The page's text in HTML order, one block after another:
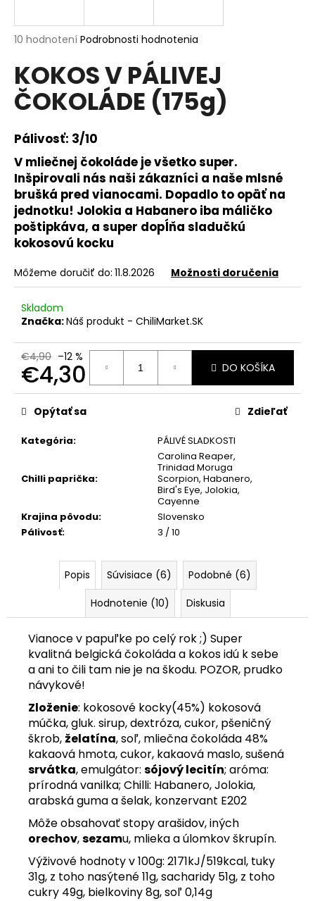
Priemerné
produktu
je
4,9
z
hviezdičiek.
10 hodnotení Podrobnosti hodnotenia
KOKOS V PÁLIVEJ
ČOKOLÁDE (175g)
Pálivosť: 3/10
V mliečnej čokoláde je všetko super.
Inšpirovali nás naši zákazníci a naše mlsné
brušká pred vianocami. Dopadlo to opäť na
jednotku! Jolokia a Habanero iba máličko
poštipkáva, a super dopĺňa sladučkú
kokosovú kocku
Môžeme doručiť do: 11.8.2026 Možnosti doručenia
Skladom
Značka:Náš produkt - ChiliMarket.SK
€4,90 –12 %
€4,30
Jednotková
cena:
DO KOŠÍKA
Kategória: PÁLIVÉ SLADKOSTI
Chilli paprička:
Carolina Reaper,
Trinidad Moruga
Scorpion, Habanero,
Bird's Eye, Jolokia,
Cayenne
Krajina pôvodu:
Slovensko
Pálivosť: 3 / 10
Opýtať sa Zdieľať
Popis Súvisiace (6)
Podobné (6)
Hodnotenie (10)
Diskusia
Vianoce v papuľke po celý rok ;) Super
kvalitná belgická čokoláda a kokos idú k sebe
a ani to čili tam nie je na škodu. POZOR, prudko
návykové!
Zloženie: kokosové kocky(45%) kokosová
múčka, gluk. sirup, dextróza, cukor, pšeničný
škrob, želatína, soľ, mliečna čokoláda 48%
kakaová hmota, cukor, kakaová maslo, sušená
srvátka, emulgátor: sójový lecitín; aróma:
prírodná vanilka; Chilli: Habanero, Jolokia,
arabská guma a šelak, konzervant E202
Môže obsahovať stopy arašidov, iných
orechov,sezamu, mlieka a úlomkov škrupín.
Výživové hodnoty v 100g: 2171kJ/519kcal, tuky
31g, z toho nasýtené 11g, sacharidy 51g, z toho
cukry 49g, bielkoviny 8g, soľ 0,14g
j
ť
?
HĽADAŤ
O
d
o
r
ú
č
m
e
ŽIARUVZDORNÉ
OCHRANNÉ
RUKAVICE
€8